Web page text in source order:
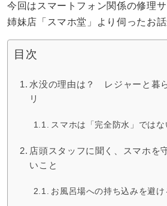
今回はスマートフォン関係の修理
姉妹店「スマホ堂」より伺ったお話
目次
水没の理由は？ レジャーと暮
リ
スマホは「完全防水」ではな
店頭スタッフに聞く、スマホを
いこと
お風呂場への持ち込みを避け